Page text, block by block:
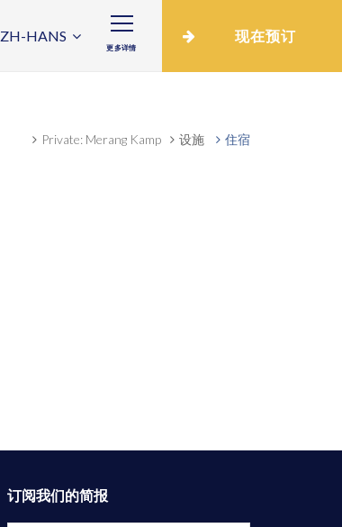
现在预订
更多详情
ZH-HANS
Private: Merang Kamp 设施 住宿
订阅我们的简报